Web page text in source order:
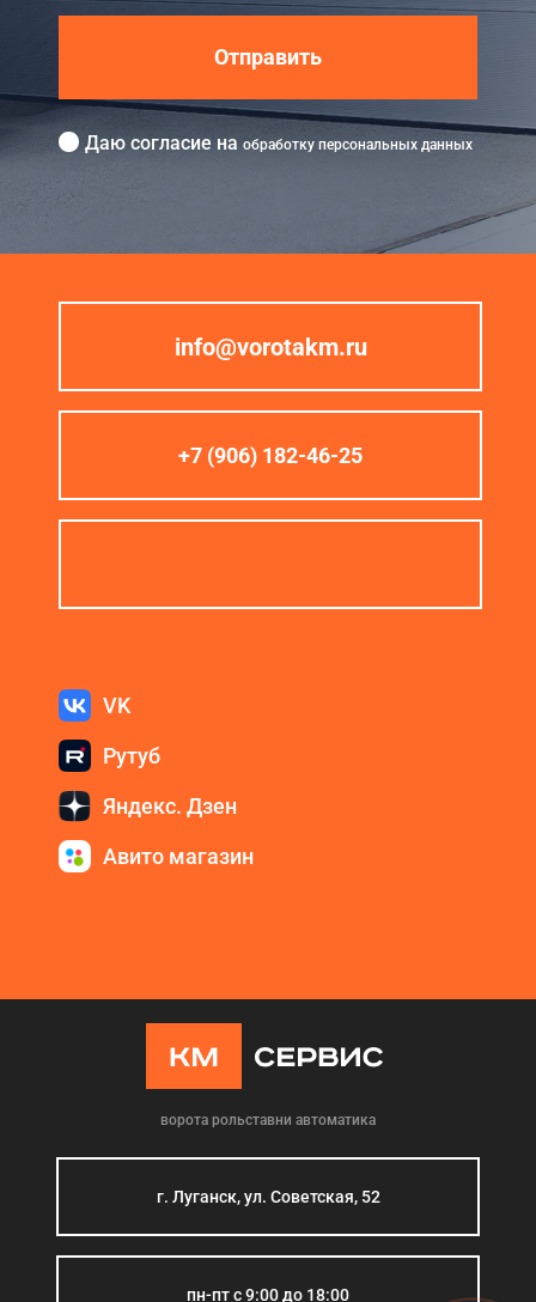
Отправить
Даю согласие на обработку персональных данных
info@vorotakm.ru
+7 (906) 182-46-25
VK
Рутуб
Яндекс. Дзен
Авито магазин
ворота рольставни автоматика
г. Луганск, ул. Советская, 52
пн-пт с 9:00 до 18:00